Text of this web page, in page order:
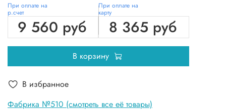
Фабрика №510 (смотреть все её товары)
При оплате на
р.счет
9 560 руб
При оплате на
карту
8 365 руб
В корзину
В избранное